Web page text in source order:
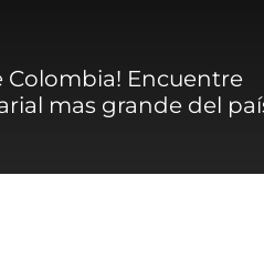
Colombia! Encuentre
mas grande del